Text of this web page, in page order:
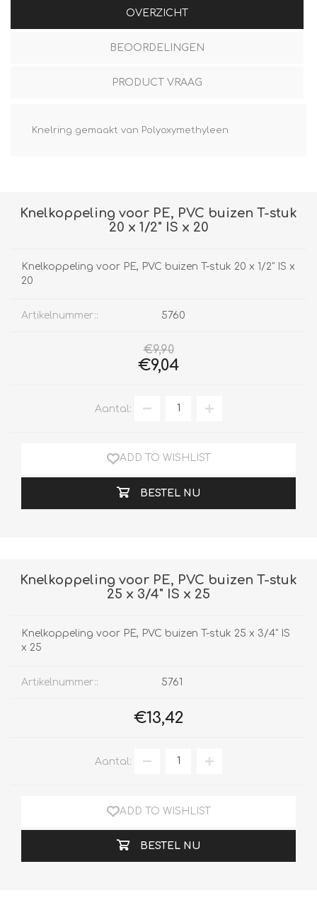
OVERZICHT
BEOORDELINGEN
PRODUCT VRAAG
Knelring gemaakt van Polyoxymethyleen
Knelkoppeling voor PE, PVC buizen T-stuk
20 x 1/2" IS x 20
Knelkoppeling voor PE, PVC buizen T-stuk 20 x 1/2" IS x
20
Artikelnummer:: 5760
€9,90
€9,04
Aantal:
ADD TO WISHLIST
BESTEL NU
Knelkoppeling voor PE, PVC buizen T-stuk
25 x 3/4" IS x 25
Knelkoppeling voor PE, PVC buizen T-stuk 25 x 3/4" IS
x 25
Artikelnummer:: 5761
€13,42
Aantal:
ADD TO WISHLIST
BESTEL NU